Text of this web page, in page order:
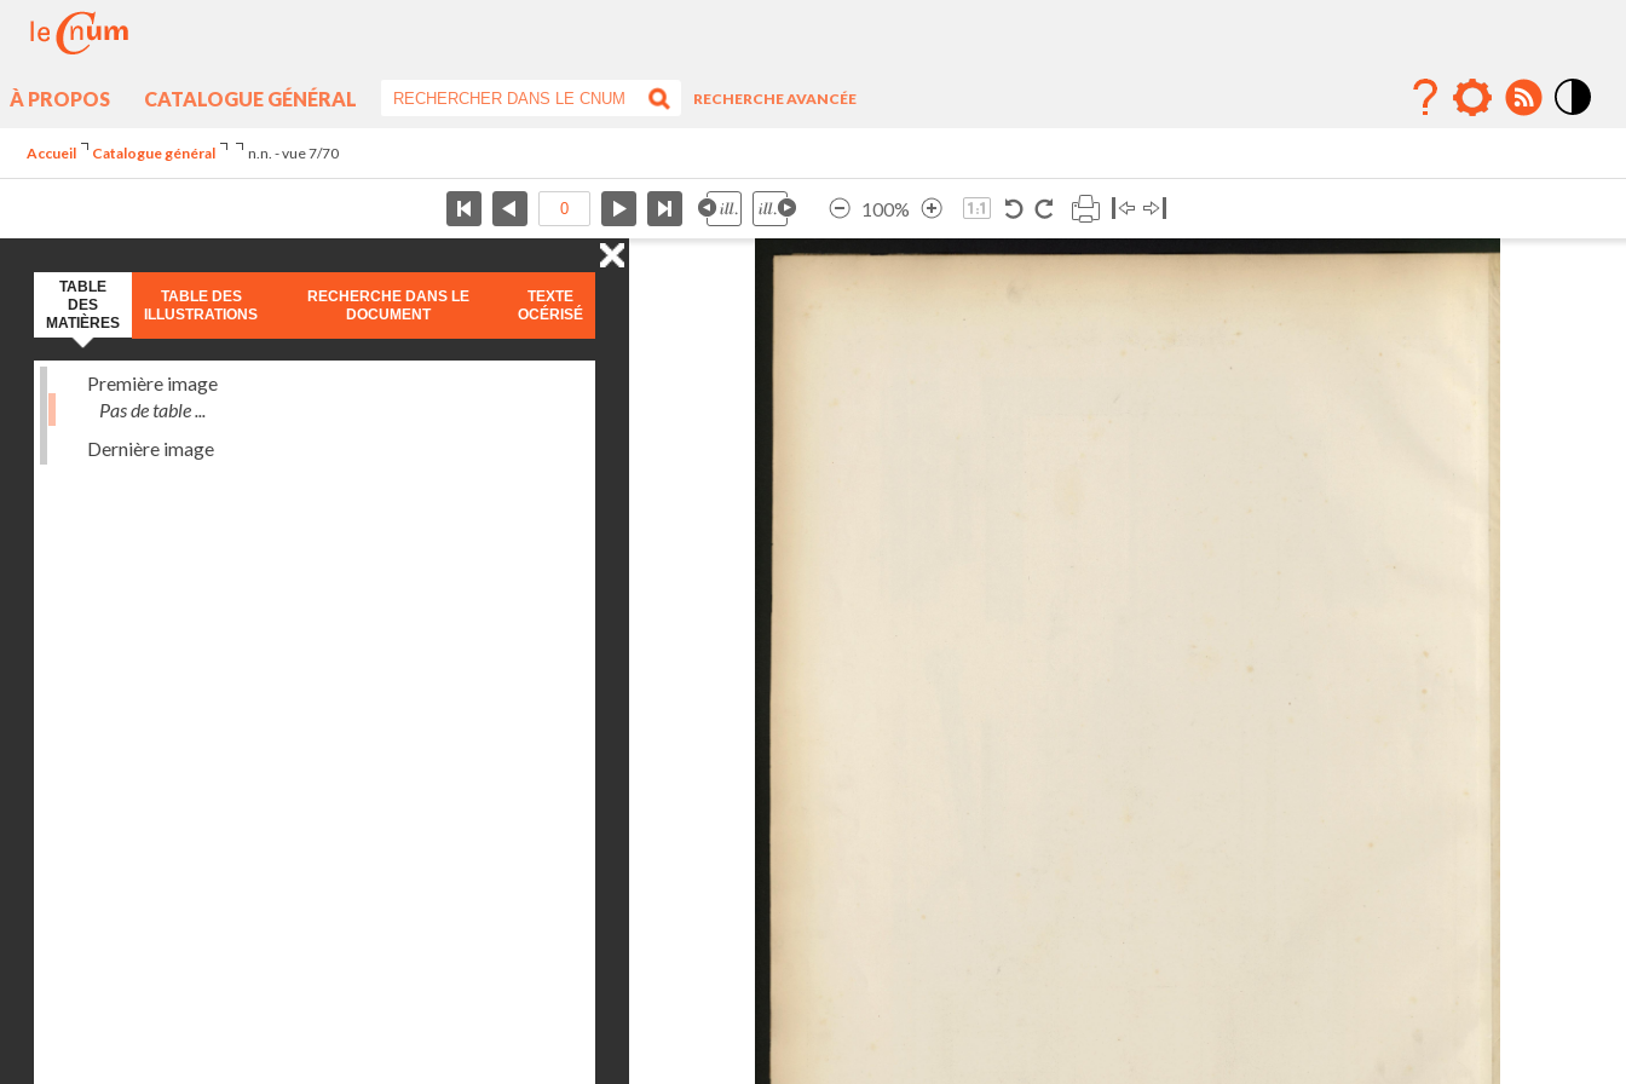
À PROPOS CATALOGUE GÉNÉRAL
RECHERCHE AVANCÉE
Accueil Catalogue général n.n. - vue 7/70
100%
TABLE
DES
MATIÈRES
TABLE DES
ILLUSTRATIONS
RECHERCHE DANS LE
DOCUMENT
TEXTE
OCÉRISÉ
Première image
Pas de table ...
Dernière image